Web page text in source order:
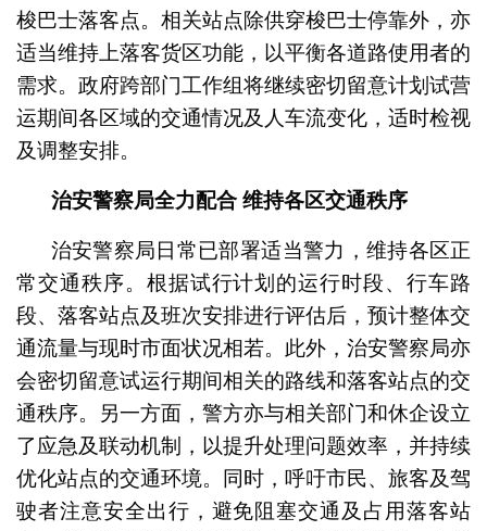
梭巴士落客点。相关站点除供穿梭巴士停靠外，亦
适当维持上落客货区功能，以平衡各道路使用者的
需求。政府跨部门工作组将继续密切留意计划试营
运期间各区域的交通情况及人车流变化，适时检视
及调整安排。
治安警察局全力配合 维持各区交通秩序
治安警察局日常已部署适当警力，维持各区正
常交通秩序。根据试行计划的运行时段、行车路
段、落客站点及班次安排进行评估后，预计整体交
通流量与现时市面状况相若。此外，治安警察局亦
会密切留意试运行期间相关的路线和落客站点的交
通秩序。另一方面，警方亦与相关部门和休企设立
了应急及联动机制，以提升处理问题效率，并持续
优化站点的交通环境。同时，呼吁市民、旅客及驾
驶者注意安全出行，避免阻塞交通及占用落客站